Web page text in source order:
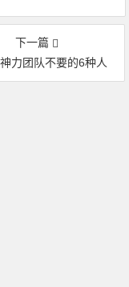
下一篇
力团队不要的6种人